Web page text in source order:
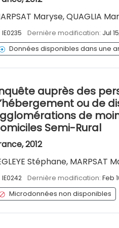
Maryse, QUAGLIA
IE0235 Dernière modification: Jul
Données disponibles dans une
auprès des
ou de
de
Semi-Rural
2012
Stéphane, MARPSAT
IE0242 Dernière modification: Feb
Microdonnées non disponibles